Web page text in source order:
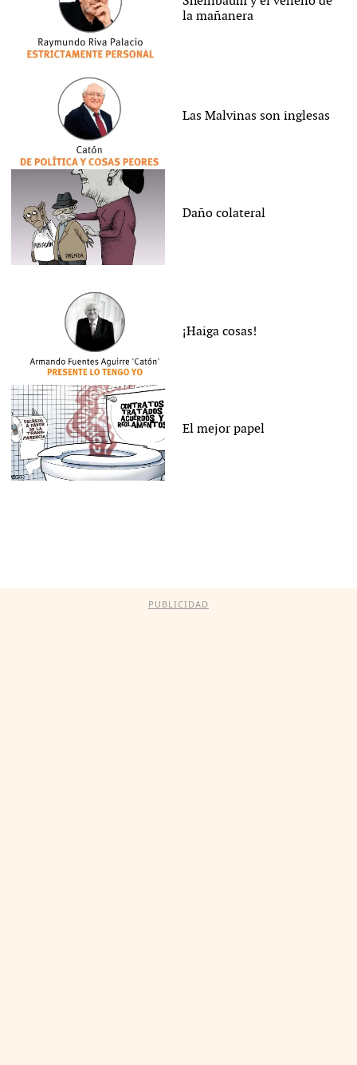
la mañanera
Las Malvinas son inglesas
Daño colateral
¡Haiga cosas!
El mejor papel
PUBLICIDAD